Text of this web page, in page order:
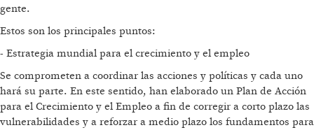
gente.
Estos son los principales puntos:
- Estrategia mundial para el crecimiento y el empleo
Se comprometen a coordinar las acciones y políticas y cada uno
hará su parte. En este sentido, han elaborado un Plan de Acción
para el Crecimiento y el Empleo a fin de corregir a corto plazo las
vulnerabilidades y a reforzar a medio plazo los fundamentos para